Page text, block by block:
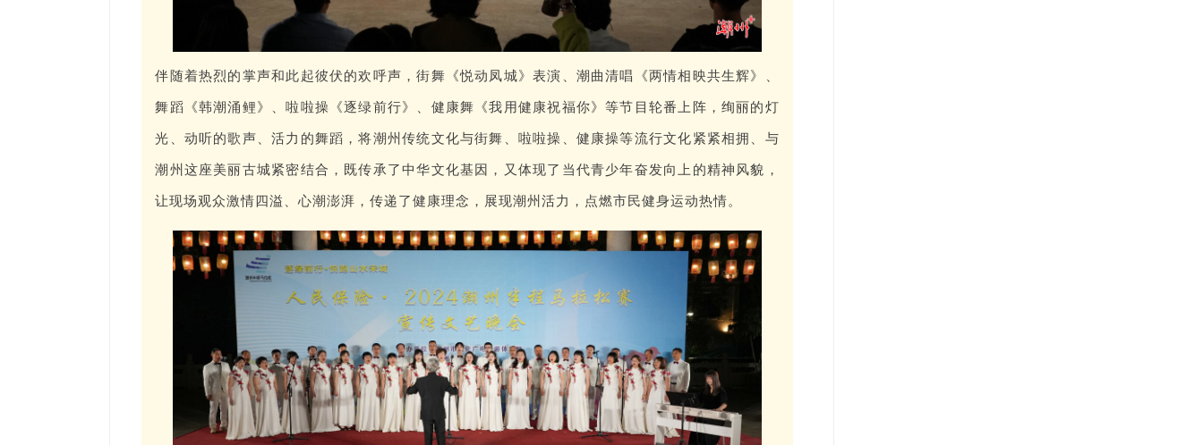
伴随着热烈的掌声和此起彼伏的欢呼声，街舞《悦动凤城》表演、潮曲清唱《两情相映共生辉》、
舞蹈《韩潮涌鲤》、啦啦操《逐绿前行》、健康舞《我用健康祝福你》等节目轮番上阵，绚丽的灯
光、动听的歌声、活力的舞蹈，将潮州传统文化与街舞、啦啦操、健康操等流行文化紧紧相拥、与
潮州这座美丽古城紧密结合，既传承了中华文化基因，又体现了当代青少年奋发向上的精神风貌，
让现场观众激情四溢、心潮澎湃，传递了健康理念，展现潮州活力，点燃市民健身运动热情。